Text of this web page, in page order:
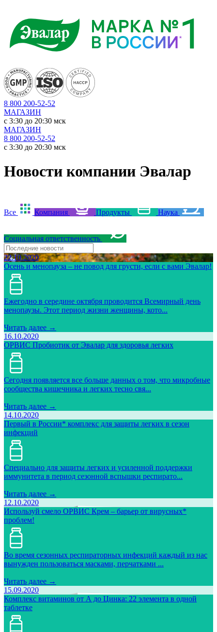
8 800 200-52-52
МАГАЗИН
c 3:30 до 20:30 мск
МАГАЗИН
8 800 200-52-52
c 3:30 до 20:30 мск
Новости компании Эвалар
Все Компания Продукты Наука
Социальная ответственность
22.10.2020
Осень и менопауза – не повод для грусти, если с вами Эвалар!
Ежегодно в середине октября проводится Всемирный день
менопаузы. Этот период жизни женщины, кото...
Читать далее →
16.10.2020
ОРВИС Пробиотик от Эвалар для здоровья легких
Сегодня появляется все больше данных о том, что микробные
сообщества кишечника и легких тесно свя...
Читать далее →
14.10.2020
Первый в России* комплекс для защиты легких в сезон
инфекций
Специально для защиты легких и усиленной поддержки
иммунитета в период сезонной вспышки респирато...
Читать далее →
12.10.2020
Используй смело ОРВИС Крем – барьер от вирусных*
проблем!
Во время сезонных респираторных инфекций каждый из нас
вынужден пользоваться масками, перчатками ...
Читать далее →
15.09.2020
Комплекс витаминов от А до Цинка: 22 элемента в одной
таблетке